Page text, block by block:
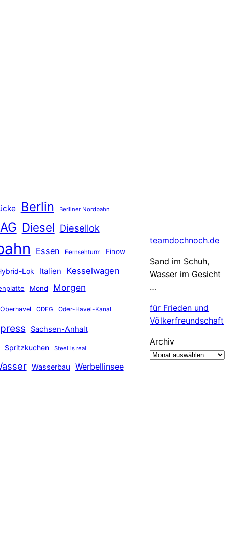
Berlin Berliner Nordbahn
Diesel Diesellok
Essen Fernsehturm Finow
Lok Italien Kesselwagen
Mond Morgen
Oberhavel ODEG Oder-Havel-Kanal
Sachsen-Anhalt
Spritzkuchen Steel is real
Wasserbau Werbellinsee
teamdochnoch.de
Sand im Schuh,
Wasser im Gesicht
…
für Frieden und
Völkerfreundschaft
Archiv